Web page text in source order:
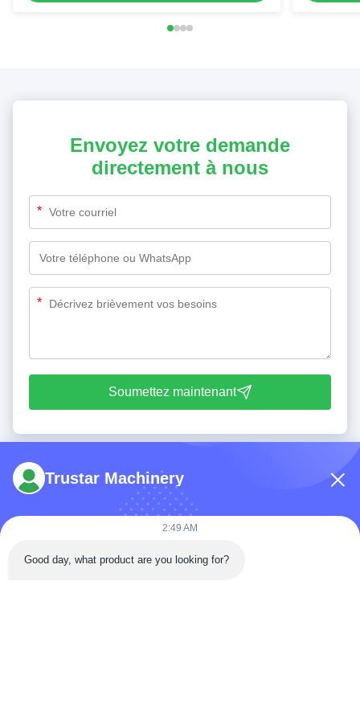
Envoyez votre demande
directement à nous
*
*
Soumettez maintenant
Tél: 86-180-5882-0351
Trustar Machinery
2:49 AM
Good day, what product are you looking for?